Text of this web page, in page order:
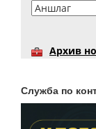
Архив
Служба по